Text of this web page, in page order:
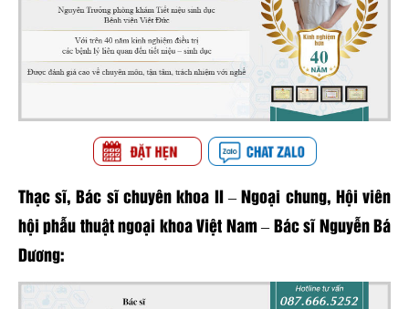
Thạc sĩ, Bác sĩ chuyên khoa II – Ngoại chung, Hội viên
hội phẫu thuật ngoại khoa Việt Nam – Bác sĩ Nguyễn Bá
Dương: